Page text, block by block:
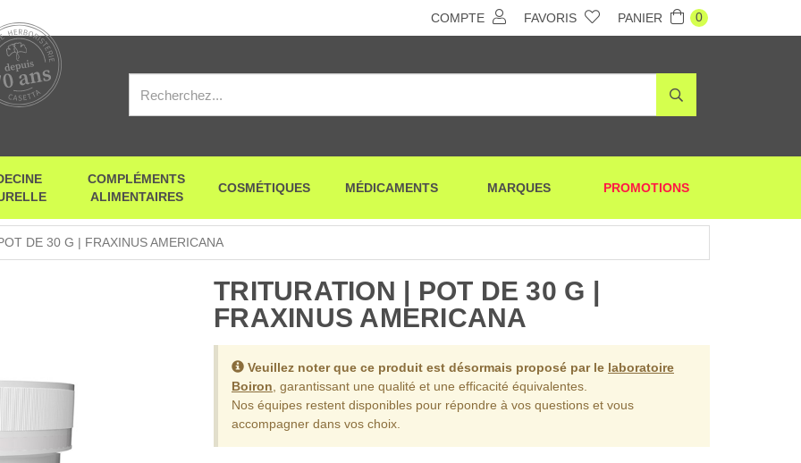
COMPTE FAVORIS PANIER 0
COMPLÉMENTS
ALIMENTAIRES
COSMÉTIQUES MÉDICAMENTS MARQUES PROMOTIONS
DE 30 G | FRAXINUS AMERICANA
TRITURATION | POT DE 30 G |
FRAXINUS AMERICANA
Veuillez noter que ce produit est désormais proposé par le laboratoire
Boiron , garantissant une qualité et une efficacité équivalentes.
Nos équipes restent disponibles pour répondre à vos questions et vous
accompagner dans vos choix.